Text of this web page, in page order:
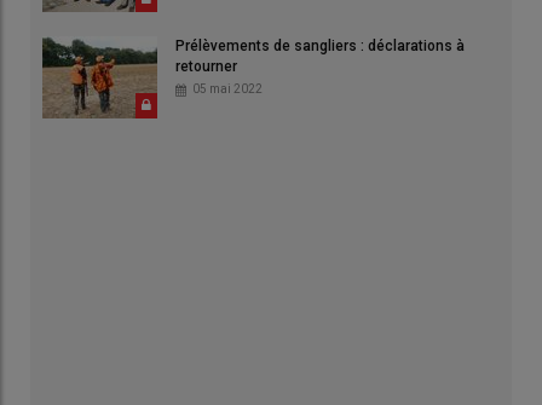
Prélèvements de sangliers : déclarations à
retourner
05 mai 2022